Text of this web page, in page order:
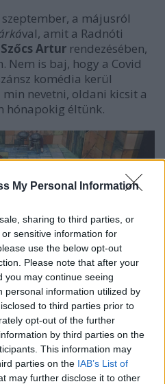
My Personal Information
sharing to third parties, or
sensitive information for
use the below opt-out
Please note that after your
you may continue seeing
personal information utilized by
to third parties prior to
opt-out of the further
by third parties on the
This information may
parties on the IAB’s List of
may further disclose it to other
a májusról
val, amit a Radnóti
Szőcs Artur rendezésében,
Nem is baj, hogy a Covid
komédia kerül
nevetni, oldani kicsit a
hónapokig éltünk.
Kazinczy utca 21. szám
Ginacímű ősbemutatóval
Mihályrendező, a
alapján írja.
fel: a party drogok
családokat, fiatal életeket,